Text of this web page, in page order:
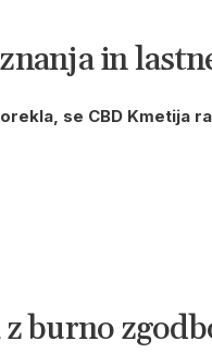
in
se CBD
burno